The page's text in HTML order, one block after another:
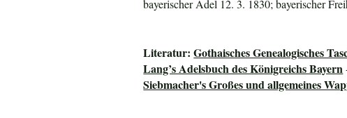
bayerischer Adel 12. 3. 1830; bayerischer
Literatur:Gothaisches Genealogisches
Lang’s Adelsbuch des Königreichs Bayern
Siebmacher's Großes und allgemeines